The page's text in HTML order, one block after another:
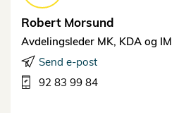
Robert Morsund
Avdelingsleder MK, KDA og IM
Send e-post
92 83 99 84